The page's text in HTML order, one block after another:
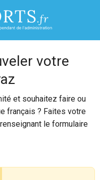
votre
et souhaitez faire ou
français ? Faites votre
le formulaire